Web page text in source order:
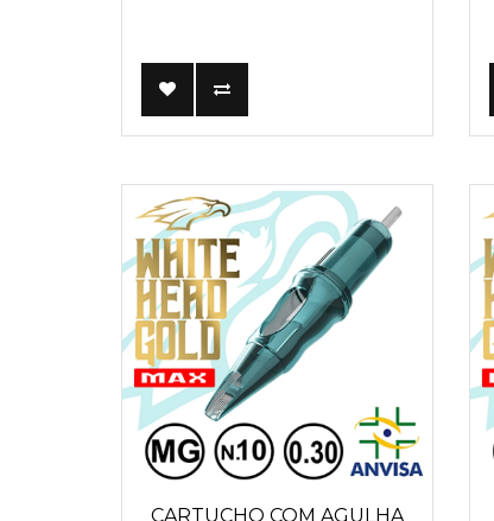
CARTUCHO COM AGULHA